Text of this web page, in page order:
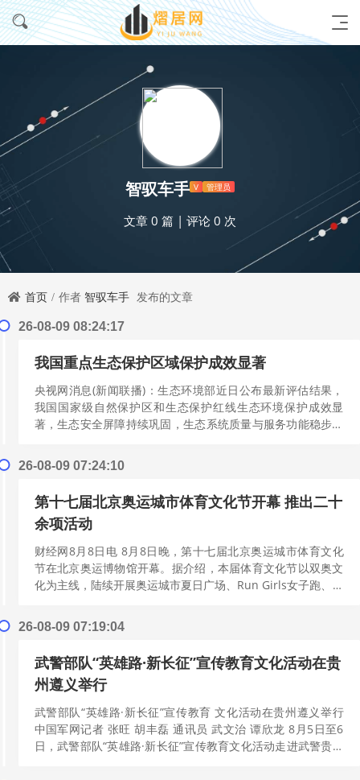
智驭车手 V 管理员
文章 0 篇 | 评论 0 次
首页 作者 智驭车手 发布的文章
26-08-09 08:24:17
我国重点生态保护区域保护成效显著
央视网消息(新闻联播)：生态环境部近日公布最新评估结果，
我国国家级自然保护区和生态保护红线生态环境保护成效显
著，生态安全屏障持续巩固，生态系统质量与服务功能稳步提
26-08-09 07:24:10
第十七届北京奥运城市体育文化节开幕 推出二十
余项活动
财经网8月8日电 8月8日晚，第十七届北京奥运城市体育文化
节在北京奥运博物馆开幕。据介绍，本届体育文化节以双奥文
化为主线，陆续开展奥运城市夏日广场、Run Girls女子跑、小
26-08-09 07:19:04
武警部队“英雄路·新长征”宣传教育文化活动在贵
州遵义举行
武警部队“英雄路·新长征”宣传教育 文化活动在贵州遵义举行
中国军网记者 张旺 胡丰磊 通讯员 武文治 谭欣龙 8月5日至6
日，武警部队“英雄路·新长征”宣传教育文化活动走进武警贵州